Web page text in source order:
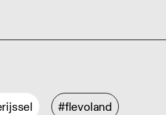
#flevoland